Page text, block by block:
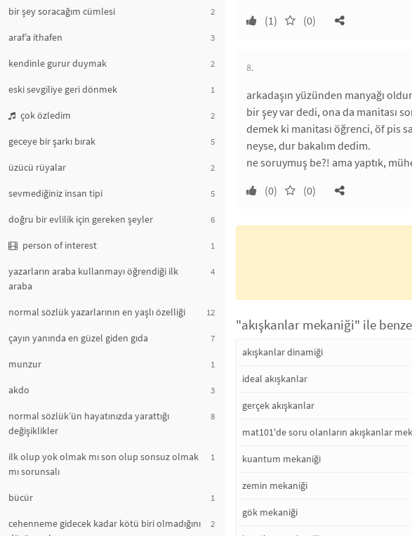
bir şey soracağım cümlesi 2
araf’a ithafen 3
kendinle gurur duymak 2
eski sevgiliye geri dönmek 1
çok özledim 2
geceye bir şarkı bırak 5
üzücü rüyalar 2
sevmediğiniz insan tipi 5
doğru bir evlilik için gereken şeyler 6
person of interest 1
yazarların araba kullanmayı öğrendiği ilk
araba
4
normal sözlük yazarlarının en yaşlı özelliği 12
çayın yanında en güzel giden gıda 7
munzur 1
akdo 3
normal sözlük’ün hayatınızda yarattığı
değişiklikler
8
ilk olup yok olmak mı son olup sonsuz olmak
mı sorunsalı
1
bücür 1
cehenneme gidecek kadar kötü biri olmadığını
2
(1)
(0)
8.
arkadaşın yüzünden manyağı
bir şey var dedi, ona da manitası
demek ki manitası öğrenci, öf pis
neyse, dur bakalım dedim.
ne soruymuş be?! ama yaptık,
(0)
(0)
"akışkanlar mekaniği" ile
akışkanlar dinamiği
ideal akışkanlar
gerçek akışkanlar
mat101'de soru olanların akışkanlar
kuantum mekaniği
zemin mekaniği
gök mekaniği